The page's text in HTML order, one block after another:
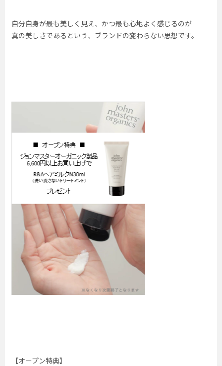
自分自身が最も美しく見え、かつ最も心地よく感じるのが
真の美しさであるという、ブランドの変わらない思想です。
【オープン特典】